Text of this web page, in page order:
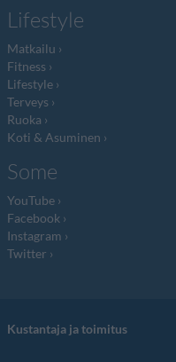
Lifestyle
Matkailu
Fitness
Lifestyle
Terveys
Ruoka
Koti & Asuminen
Some
YouTube
Facebook
Instagram
Twitter
Kustantaja ja toimitus